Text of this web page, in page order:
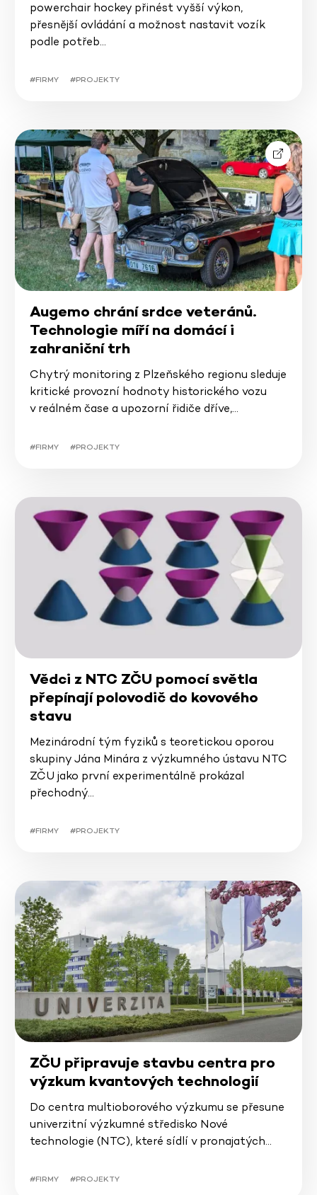
powerchair hockey přinést vyšší výkon,
přesnější ovládání a možnost nastavit vozík
podle potřeb…
#FIRMY #PROJEKTY
Augemo chrání srdce veteránů.
Technologie míří na domácí i
zahraniční trh
Chytrý monitoring z Plzeňského regionu sleduje
kritické provozní hodnoty historického vozu
v reálném čase a upozorní řidiče dříve,…
#FIRMY #PROJEKTY
Vědci z NTC ZČU pomocí světla
přepínají polovodič do kovového
stavu
Mezinárodní tým fyziků s teoretickou oporou
skupiny Jána Minára z výzkumného ústavu NTC
ZČU jako první experimentálně prokázal
přechodný…
#FIRMY #PROJEKTY
ZČU připravuje stavbu centra pro
výzkum kvantových technologií
Do centra multioborového výzkumu se přesune
univerzitní výzkumné středisko Nové
technologie (NTC), které sídlí v pronajatých…
#FIRMY #PROJEKTY